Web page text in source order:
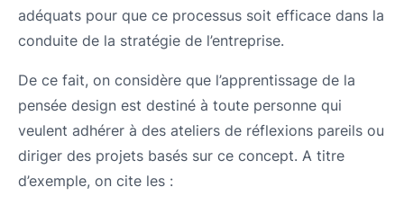
adéquats pour que ce processus soit efficace dans la
conduite de la stratégie de l’entreprise.
De ce fait, on considère que l’apprentissage de la
pensée design est destiné à toute personne qui
veulent adhérer à des ateliers de réflexions pareils ou
diriger des projets basés sur ce concept. A titre
d’exemple, on cite les :